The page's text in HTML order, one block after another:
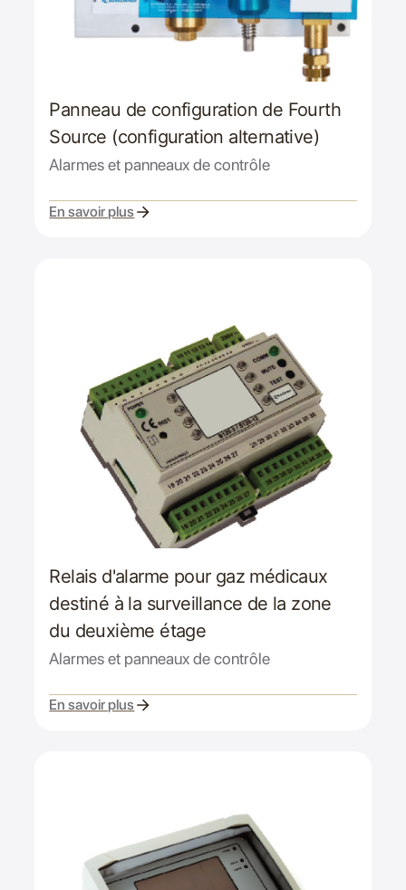
Panneau de configuration de Fourth
Source (configuration alternative)
Alarmes et panneaux de contrôle
En savoir plus
Relais d'alarme pour gaz médicaux
destiné à la surveillance de la zone
du deuxième étage
Alarmes et panneaux de contrôle
En savoir plus